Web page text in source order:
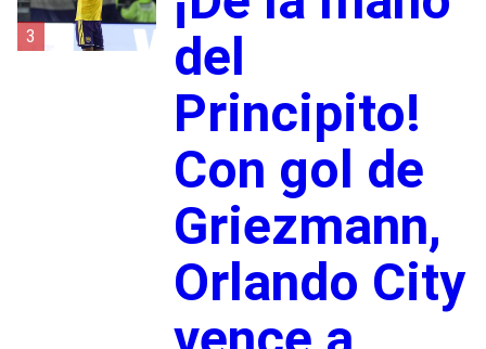
3
del
Principito!
Con gol de
Griezmann,
Orlando City